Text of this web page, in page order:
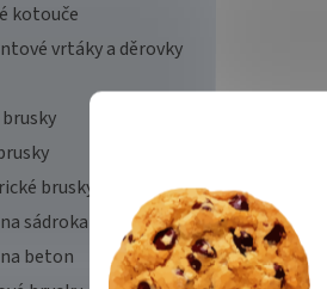
kotouče
vrtáky a děrovky
brusky
sádrokarton
beton